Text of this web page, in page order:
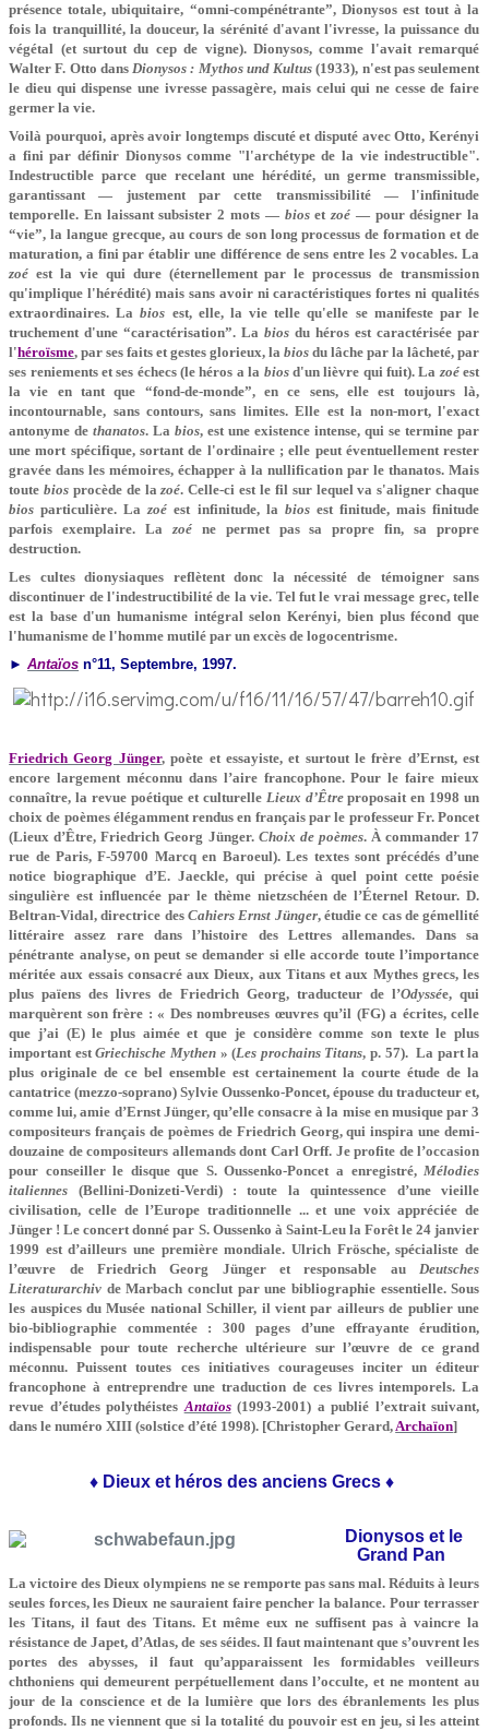
présence totale, ubiquitaire, “omni-compénétrante”, Dionysos est tout à la
fois la tranquillité, la douceur, la sérénité d'avant l'ivresse, la puissance du
végétal (et surtout du cep de vigne). Dionysos, comme l'avait remarqué
Walter F. Otto dansDionysos : Mythos und Kultus (1933), n'est pas seulement
le dieu qui dispense une ivresse passagère, mais celui qui ne cesse de faire
germer la vie.
Voilà pourquoi, après avoir longtemps discuté et disputé avec Otto, Kerényi
a fini par définir Dionysos comme "l'archétype de la vie indestructible".
Indestructible parce que recelant une hérédité, un germe transmissible,
garantissant — justement par cette transmissibilité — l'infinitude
temporelle. En laissant subsister 2 mots — biosetzoé — pour désigner la
“vie”, la langue grecque, au cours de son long processus de formation et de
maturation, a fini par établir une différence de sens entre les 2 vocables. La
zoé est la vie qui dure (éternellement par le processus de transmission
qu'implique l'hérédité) mais sans avoir ni caractéristiques fortes ni qualités
extraordinaires. Labios est, elle, la vie telle qu'elle se manifeste par le
truchement d'une “caractérisation”. Labios du héros est caractérisée par
l'héroïsme, par ses faits et gestes glorieux, labios du lâche par la lâcheté, par
ses reniements et ses échecs (le héros a la biosd'un lièvre qui fuit). Lazoéest
la vie en tant que “fond-de-monde”, en ce sens, elle est toujours là,
incontournable, sans contours, sans limites. Elle est la non-mort, l'exact
antonyme dethanatos. Labios, est une existence intense, qui se termine par
une mort spécifique, sortant de l'ordinaire ; elle peut éventuellement rester
gravée dans les mémoires, échapper à la nullification par le thanatos. Mais
toute biosprocède de lazoé. Celle-ci est le fil sur lequel va s'aligner chaque
bios particulière. Lazoé est infinitude, la biosest finitude, mais finitude
parfois exemplaire. Lazoéne permet pas sa propre fin, sa propre
destruction.
Les cultes dionysiaques reflètent donc la nécessité de témoigner sans
discontinuer de l'indestructibilité de la vie. Tel fut le vrai message grec, telle
est la base d'un humanisme intégral selon Kerényi, bien plus fécond que
l'humanisme de l'homme mutilé par un excès de logocentrisme.
►Antaïos n°11, Septembre, 1997.
Friedrich Georg Jünger, poète et essayiste, et surtout le frère d’Ernst, est
encore largement méconnu dans l’aire francophone. Pour le faire mieux
connaître, la revue poétique et culturelle Lieux d’Êtreproposait en 1998 un
choix de poèmes élégamment rendus en français par le professeur Fr. Poncet
(Lieux d’Être, Friedrich Georg Jünger. Choix de poèmes. À commander 17
rue de Paris, F-59700 Marcq en Baroeul). Les textes sont précédés d’une
notice biographique d’E. Jaeckle, qui précise à quel point cette poésie
singulière est influencée par le thème nietzschéen de l’Éternel Retour. D.
Beltran-Vidal, directrice desCahiers Ernst Jünger, étudie ce cas de gémellité
littéraire assez rare dans l’histoire des Lettres allemandes. Dans sa
pénétrante analyse, on peut se demander si elle accorde toute l’importance
méritée aux essais consacré aux Dieux, aux Titans et aux Mythes grecs, les
plus païens des livres de Friedrich Georg, traducteur de l’Odyssée, qui
marquèrent son frère : « Des nombreuses œuvres qu’il (FG) a écrites, celle
que j’ai (E) le plus aimée et que je considère comme son texte le plus
important estGriechische Mythen» (Les prochains Titans, p. 57). La part la
plus originale de ce bel ensemble est certainement la courte étude de la
cantatrice (mezzo-soprano) Sylvie Oussenko-Poncet, épouse du traducteur et,
comme lui, amie d’Ernst Jünger, qu’elle consacre à la mise en musique par 3
compositeurs français de poèmes de Friedrich Georg, qui inspira une demi-
douzaine de compositeurs allemands dont Carl Orff. Je profite de l’occasion
pour conseiller le disque que S. Oussenko-Poncet a enregistré,Mélodies
italiennes (Bellini-Donizeti-Verdi) : toute la quintessence d’une vieille
civilisation, celle de l’Europe traditionnelle ... et une voix appréciée de
Jünger ! Le concert donné par S. Oussenko à Saint-Leu la Forêt le 24 janvier
1999 est d’ailleurs une première mondiale. Ulrich Frösche, spécialiste de
l’œuvre de Friedrich Georg Jünger et responsable auDeutsches
Literaturarchiv de Marbach conclut par une bibliographie essentielle. Sous
les auspices du Musée national Schiller, il vient par ailleurs de publier une
bio-bibliographie commentée : 300 pages d’une effrayante érudition,
indispensable pour toute recherche ultérieure sur l’œuvre de ce grand
méconnu. Puissent toutes ces initiatives courageuses inciter un éditeur
francophone à entreprendre une traduction de ces livres intemporels. La
revue d’études polythéistesAntaïos(1993-2001) a publié l’extrait suivant,
dans le numéro XIII (solstice d’été 1998). [Christopher Gerard,Archaïon]
♦ Dieux et héros des anciens Grecs ♦
Dionysos et le
Grand Pan
La victoire des Dieux olympiens ne se remporte pas sans mal. Réduits à leurs
seules forces, les Dieux ne sauraient faire pencher la balance. Pour terrasser
les Titans, il faut des Titans. Et même eux ne suffisent pas à vaincre la
résistance de Japet, d’Atlas, de ses séides. Il faut maintenant que s’ouvrent les
portes des abysses, il faut qu’apparaissent les formidables veilleurs
chthoniens qui demeurent perpétuellement dans l’occulte, et ne montent au
jour de la conscience et de la lumière que lors des ébranlements les plus
profonds. Ils ne viennent que si la totalité du pouvoir est en jeu, si les atteint